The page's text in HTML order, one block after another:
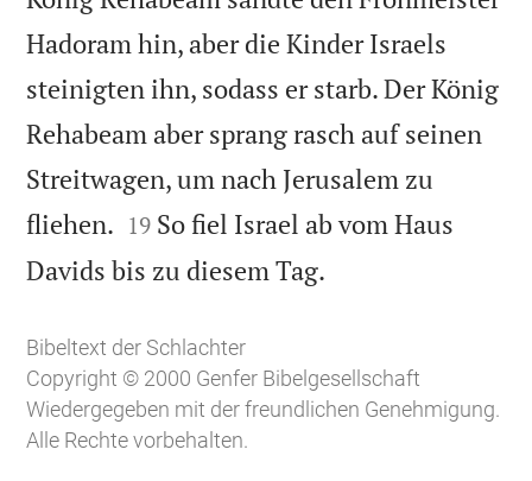
Hadoram hin, aber die Kinder Israels
steinigten ihn, sodass er starb. Der König
Rehabeam aber sprang rasch auf seinen
Streitwagen, um nach Jerusalem zu
fliehen. 

19 So fiel Israel ab vom Haus
Davids bis zu diesem Tag.
Bibeltext der Schlachter
Copyright © 2000 Genfer Bibelgesellschaft
Wiedergegeben mit der freundlichen Genehmigung.
Alle Rechte vorbehalten.